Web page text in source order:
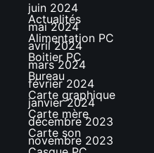
juin 2024
mai 2024
avril 2024
mars 2024
février 2024
janvier 2024
décembre 2023
novembre 2023
Actualités
Alimentation PC
Boitier PC
Bureau
Carte graphique
Carte mère
Carte son